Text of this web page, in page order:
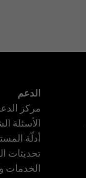
الدعم
مركز
الأسئلة
أدلّة
تحديثات
الخدمات